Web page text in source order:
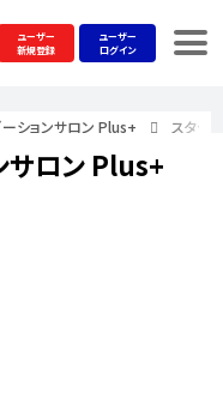
ユーザー
新規登録
ユーザー
ログイン
ーションサロン Plus+ スタッフ
サロン Plus+